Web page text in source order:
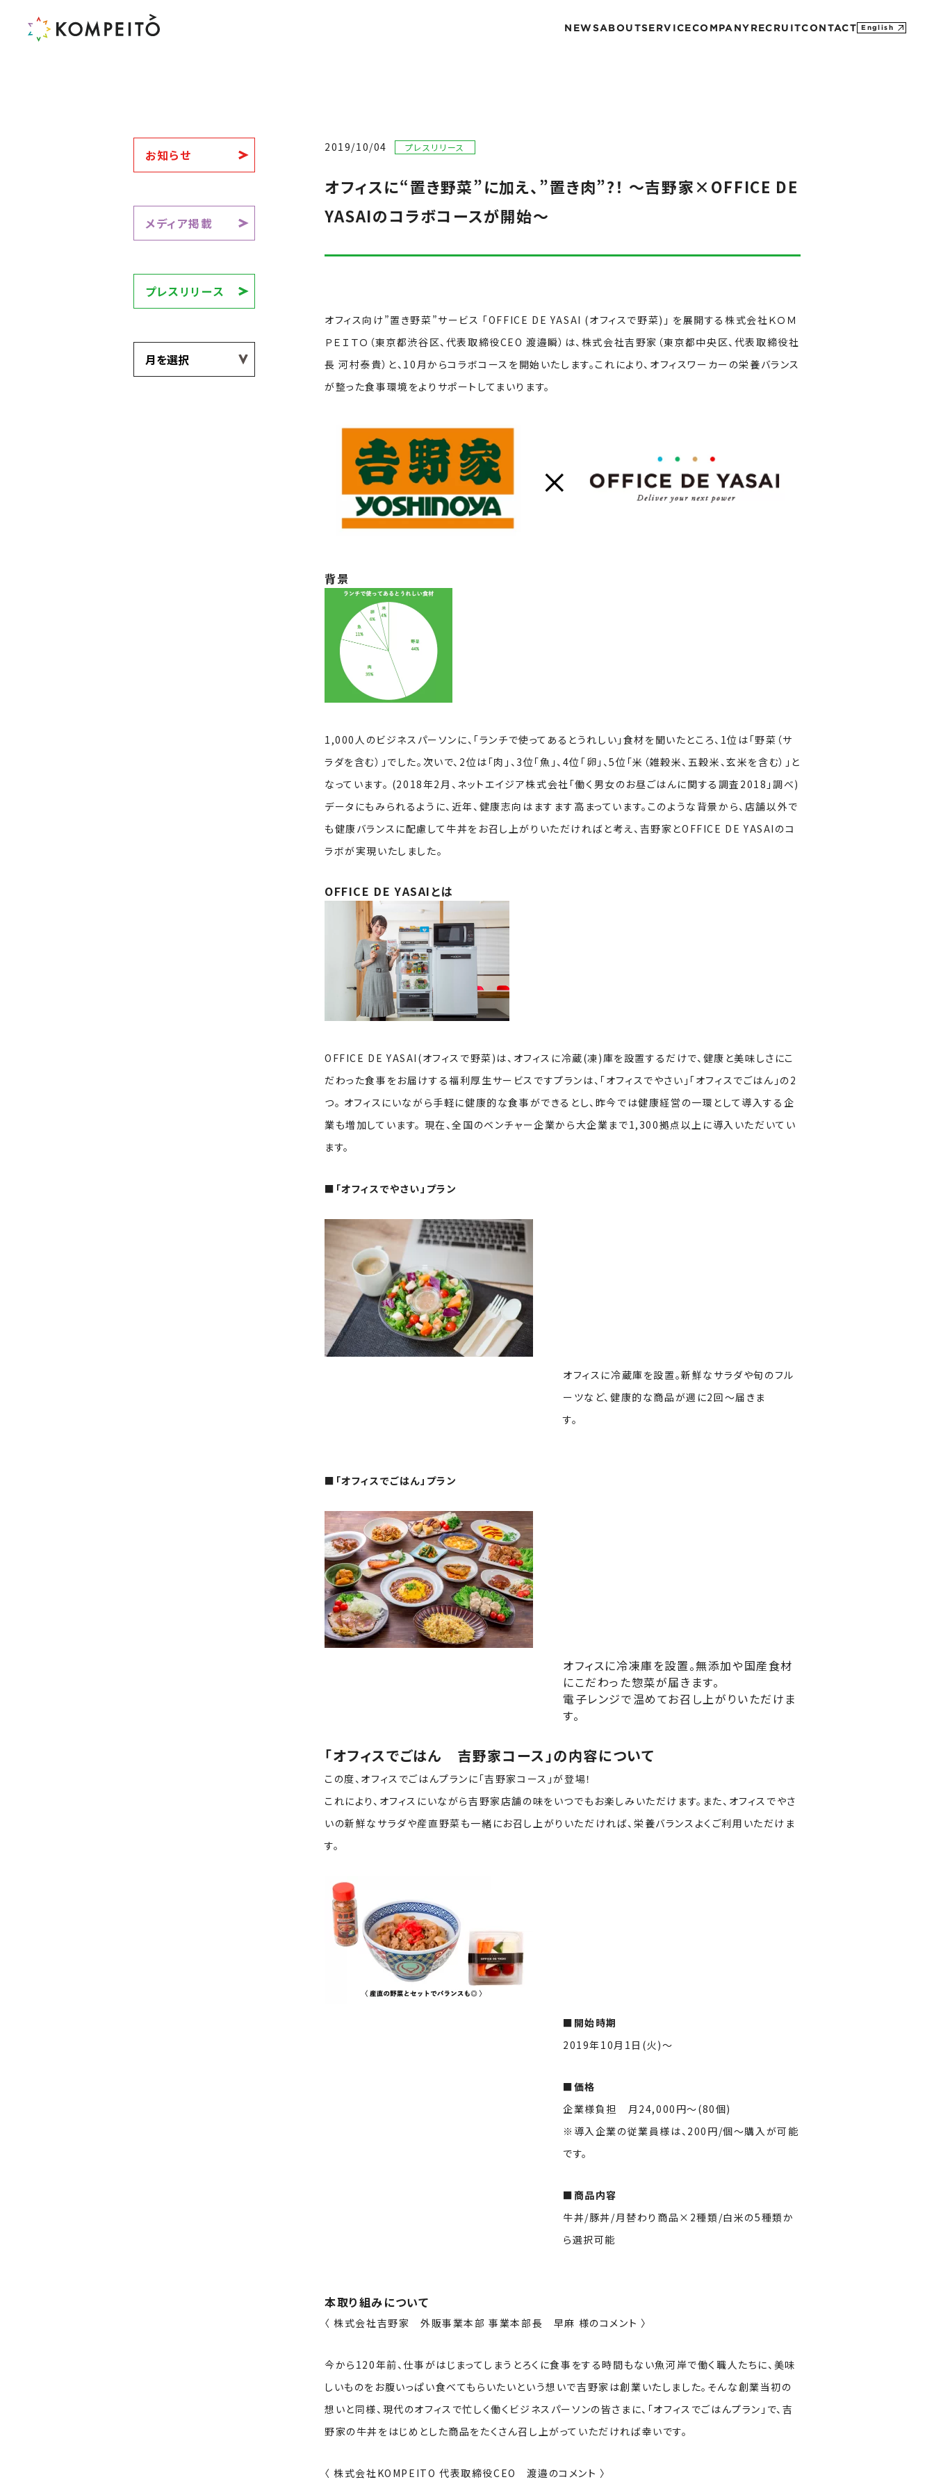
NEWSABOUTSERVICECOMPANY RECRUITCONTACT English
お知らせ
メディア掲載
プレスリリース
2019/10/04 プレスリリース
オフィスに“置き野菜”に加え、”置き肉”?！ 〜吉野家×OFFICE DE
YASAIのコラボコースが開始〜
オフィス向け”置き野菜”サービス 「OFFICE DE YASAI (オフィスで野菜)」 を展開する株式会社ＫＯＭ
ＰＥＩＴＯ（東京都渋谷区、代表取締役CEO 渡邉瞬）は、株式会社吉野家（東京都中央区、代表取締役社
長 河村泰貴）と、10月からコラボコースを開始いたします。これにより、オフィスワーカーの栄養バランス
が整った食事環境をよりサポートしてまいります。
背景
1,000人のビジネスパーソンに、「ランチで使ってあるとうれしい」食材を聞いたところ、1位は「野菜（サ
ラダを含む）」でした。次いで、2位は「肉」、3位「魚」、4位「卵」、5位「米（雑穀米、五穀米、玄米を含む）」と
なっています。 (2018年2月、ネットエイジア株式会社「働く男女のお昼ごはんに関する調査2018」調べ)
データにもみられるように、近年、健康志向はますます高まっています。このような背景から、店舗以外で
も健康バランスに配慮して牛丼をお召し上がりいただければと考え、吉野家とOFFICE DE YASAIのコ
ラボが実現いたしました。
OFFICE DE YASAIとは
OFFICE DE YASAI(オフィスで野菜)は、オフィスに冷蔵(凍)庫を設置するだけで、健康と美味しさにこ
だわった食事をお届けする福利厚生サービスですプランは、「オフィスでやさい」「オフィスでごはん」の2
つ。 オフィスにいながら手軽に健康的な食事ができるとし、昨今では健康経営の一環として導入する企
業も増加しています。 現在、全国のベンチャー企業から大企業まで1,300拠点以上に導入いただいてい
ます。
■「オフィスでやさい」プラン
オフィスに冷蔵庫を設置。新鮮なサラダや旬のフル
ーツなど、健康的な商品が週に2回〜届きま
す。
■「オフィスでごはん」プラン
オフィスに冷凍庫を設置。無添加や国産食材
にこだわった惣菜が届きます。
電子レンジで温めてお召し上がりいただけま
す。
「オフィスでごはん 吉野家コース」の内容について
この度、オフィスでごはんプランに「吉野家コース」が登場！
これにより、オフィスにいながら吉野家店舗の味をいつでもお楽しみいただけます。また、オフィスでやさ
いの新鮮なサラダや産直野菜も一緒にお召し上がりいただければ、栄養バランスよくご利用いただけま
す。
■開始時期
2019年10月1日(火)〜
■価格
企業様負担 月24,000円〜(80個)
※導入企業の従業員様は、200円/個〜購入が可能
です。
■商品内容
牛丼/豚丼/月替わり商品×2種類/白米の5種類か
ら選択可能
本取り組みについて
〈 株式会社吉野家 外販事業本部 事業本部長 早麻 様のコメント 〉
今から120年前、仕事がはじまってしまうとろくに食事をする時間もない魚河岸で働く職人たちに、美味
しいものをお腹いっぱい食べてもらいたいという想いで吉野家は創業いたしました。そんな創業当初の
想いと同様、現代のオフィスで忙しく働くビジネスパーソンの皆さまに、「オフィスでごはんプラン」で、吉
野家の牛丼をはじめとした商品をたくさん召し上がっていただければ幸いです。
〈 株式会社KOMPEITO 代表取締役CEO 渡邉のコメント 〉